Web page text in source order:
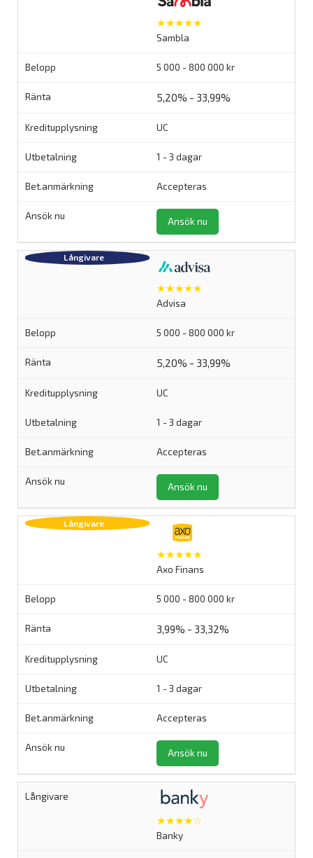
★★★★★
Sambla
5 000 - 800 000 kr
5,20% - 33,99%
UC
1 - 3 dagar
Accepteras
Ansök nu
★★★★★
Advisa
5 000 - 800 000 kr
5,20% - 33,99%
UC
1 - 3 dagar
Accepteras
Ansök nu
★★★★★
Axo Finans
5 000 - 800 000 kr
3,99% - 33,32%
UC
1 - 3 dagar
Accepteras
Ansök nu
★★★★☆
Banky